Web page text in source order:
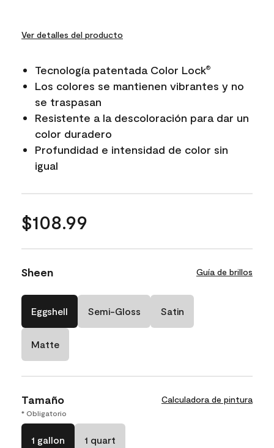
Ver detalles del producto
Tecnología patentada Color Lock®
Los colores se mantienen vibrantes y no
se traspasan
Resistente a la descoloración para dar un
color duradero
Profundidad e intensidad de color sin
igual
$108.99
Sheen Guía de brillos
Eggshell Semi-Gloss Satin
Matte
Tamaño Calculadora de pintura
* Obligatorio
1 gallon 1 quart